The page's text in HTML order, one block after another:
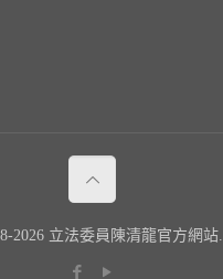
2026 立法委員陳清龍官方網站.